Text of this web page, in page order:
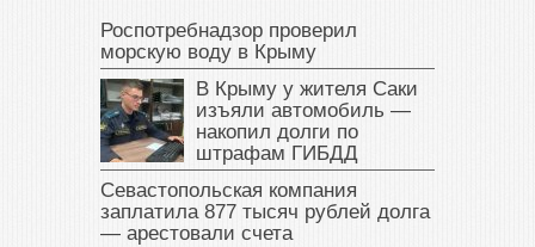
Роспотребнадзор проверил
морскую воду в Крыму
В Крыму у жителя Саки
изъяли автомобиль —
накопил долги по
штрафам ГИБДД
Севастопольская компания
заплатила 877 тысяч рублей долга
— арестовали счета